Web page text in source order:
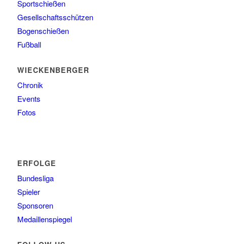
Sportschießen
Gesellschaftsschützen
Bogenschießen
Fußball
WIECKENBERGER
Chronik
Events
Fotos
ERFOLGE
Bundesliga
Spieler
Sponsoren
Medaillenspiegel